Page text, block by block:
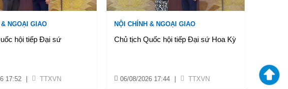
& NGOẠI GIAO
hội tiếp Đại sứ
17:52 TTXVN
NỘI CHÍNH & NGOẠI GIAO
Chủ tịch Quốc hội tiếp Đại sứ Hoa Kỳ
06/08/2026 17:44 TTXVN